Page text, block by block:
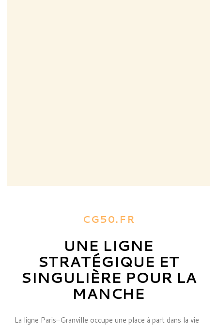
CG50.FR
UNE LIGNE
STRATÉGIQUE ET
SINGULIÈRE POUR LA
MANCHE
La ligne Paris–Granville occupe une place à part dans la vie